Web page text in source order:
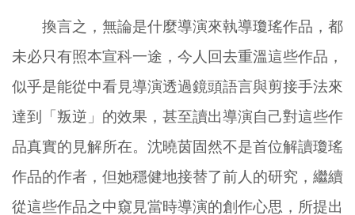
換言之，無論是什麼導演來執導瓊瑤作品，都
未必只有照本宣科一途，今人回去重溫這些作品，
似乎是能從中看見導演透過鏡頭語言與剪接手法來
達到「叛逆」的效果，甚至讀出導演自己對這些作
品真實的見解所在。沈曉茵固然不是首位解讀瓊瑤
作品的作者，但她穩健地接替了前人的研究，繼續
從這些作品之中窺見當時導演的創作心思，所提出